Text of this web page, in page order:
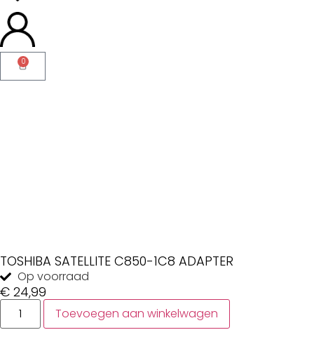
0
TOSHIBA SATELLITE C850-1C8 ADAPTER
Op voorraad
€ 24,99
Toevoegen aan winkelwagen